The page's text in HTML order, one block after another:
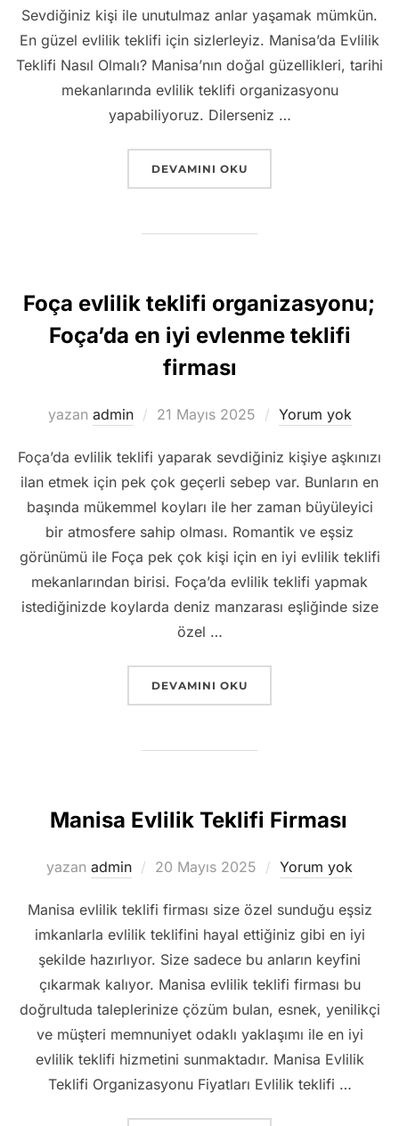
Sevdiğiniz kişi ile unutulmaz anlar yaşamak mümkün.
En güzel evlilik teklifi için sizlerleyiz. Manisa’da Evlilik
Teklifi Nasıl Olmalı? Manisa’nın doğal güzellikleri, tarihi
mekanlarında evlilik teklifi organizasyonu
yapabiliyoruz. Dilerseniz …
“MANISA EVLILIK TEKLIFI –
DEVAMINI OKU
Foça evlilik teklifi organizasyonu;
Foça’da en iyi evlenme teklifi
firması
yazan admin
Yayımlanma
21 Mayıs 2025 Yorum yok
Foça’da evlilik teklifi yaparak sevdiğiniz kişiye aşkınızı
ilan etmek için pek çok geçerli sebep var. Bunların en
başında mükemmel koyları ile her zaman büyüleyici
bir atmosfere sahip olması. Romantik ve eşsiz
görünümü ile Foça pek çok kişi için en iyi evlilik teklifi
mekanlarından birisi. Foça’da evlilik teklifi yapmak
istediğinizde koylarda deniz manzarası eşliğinde size
özel …
“FOÇA EVLILIK TEKLIFI
DEVAMINI OKU
Manisa Evlilik Teklifi Firması
yazan admin
Yayımlanma
20 Mayıs 2025 Yorum yok
Manisa evlilik teklifi firması size özel sunduğu eşsiz
imkanlarla evlilik teklifini hayal ettiğiniz gibi en iyi
şekilde hazırlıyor. Size sadece bu anların keyfini
çıkarmak kalıyor. Manisa evlilik teklifi firması bu
doğrultuda taleplerinize çözüm bulan, esnek, yenilikçi
ve müşteri memnuniyet odaklı yaklaşımı ile en iyi
evlilik teklifi hizmetini sunmaktadır. Manisa Evlilik
Teklifi Organizasyonu Fiyatları Evlilik teklifi …